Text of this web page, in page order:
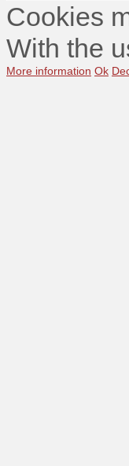
Cookies
With the
More information Ok